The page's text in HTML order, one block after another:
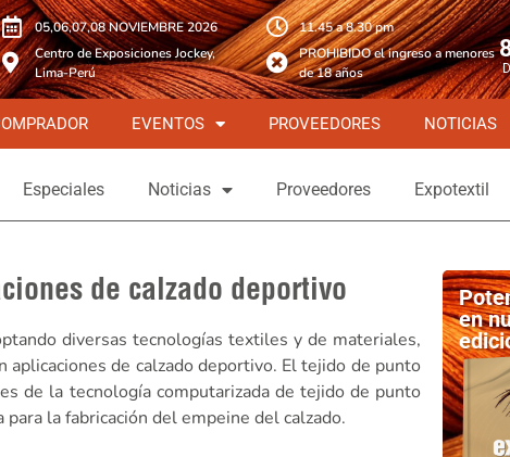
05,06,07,08 NOVIEMBRE 2026
Centro de Exposiciones Jockey,
Lima-Perú
11.45 a 8.30 pm
PROHIBIDO el ingreso a menores
de 18 años
EVENTOS PROVEEDORES NOTICIAS
Especiales Noticias Proveedores Expotextil
de calzado deportivo
diversas tecnologías textiles y de materiales,
de calzado deportivo. El tejido de punto
de la tecnología computarizada de tejido de punto
la fabricación del empeine del calzado.
en